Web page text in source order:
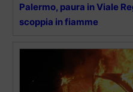
Palermo, paura in Viale
scoppia in fiamme